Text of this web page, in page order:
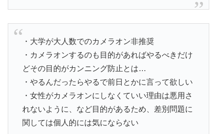
・大学が大人数でのカメラオン非推奨
・カメラオンするのも目的があればやるべきだけ
どその目的がカンニング防止とは…
・やるんだったらやるで前日とかに言って欲しい
・女性がカメラオンにしなくていい理由は悪用さ
れないように、など目的があるため、差別問題に
関しては個人的には気にならない